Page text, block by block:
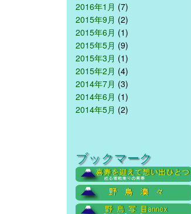
2016年1月 (7)
2015年9月 (2)
2015年6月 (1)
2015年5月 (9)
2015年3月 (1)
2015年2月 (4)
2014年7月 (3)
2014年6月 (1)
2014年5月 (2)
ブックマーク